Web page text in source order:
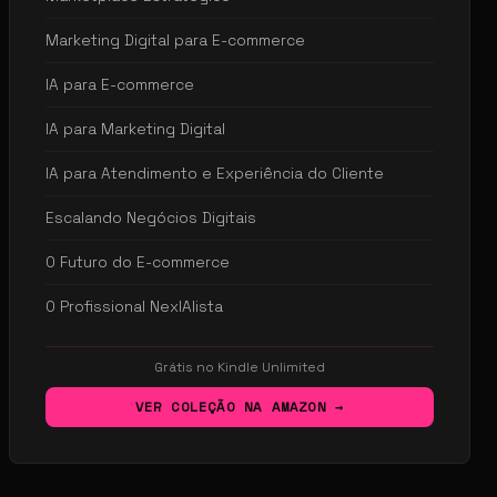
Marketing Digital para E-commerce
IA para E-commerce
IA para Marketing Digital
IA para Atendimento e Experiência do Cliente
Escalando Negócios Digitais
O Futuro do E-commerce
O Profissional NexIAlista
Grátis no Kindle Unlimited
VER COLEÇÃO NA AMAZON →